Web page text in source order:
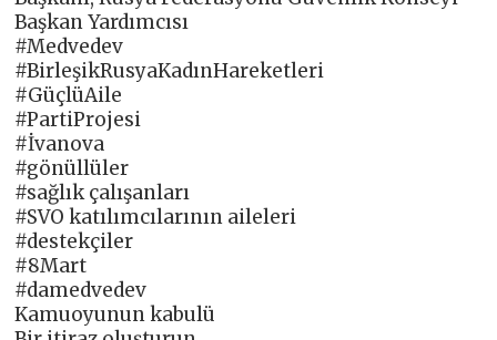
Başkan Yardımcısı
#Medvedev
#BirleşikRusyaKadınHareketleri
#GüçlüAile
#PartiProjesi
#İvanova
#gönüllüler
#sağlık çalışanları
#SVO katılımcılarının aileleri
#destekçiler
#8Mart
#damedvedev
Kamuoyunun kabulü